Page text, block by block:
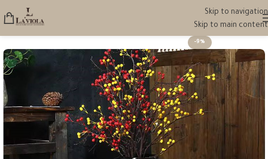
Skip to navigation
Skip to main content
-9%